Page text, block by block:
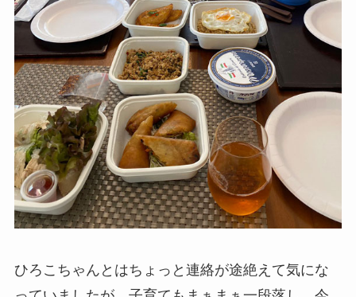
ひろこちゃんとはちょっと連絡が途絶えて気にな